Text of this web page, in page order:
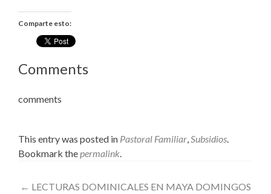
Comparte esto:
Comments
comments
This entry was posted in Pastoral Familiar,Subsidios.
Bookmark thepermalink.
Post
← LECTURAS DOMINICALES EN MAYA DOMINGOS